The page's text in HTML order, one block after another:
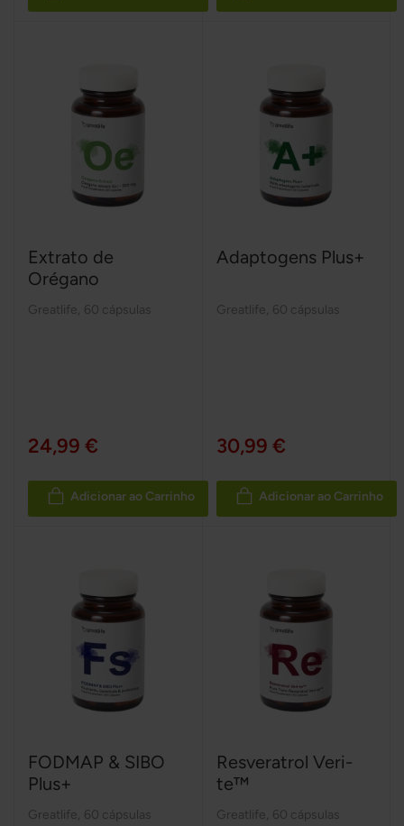
Extrato de
Orégano
Greatlife 60 cápsulas
24,99 €
Adicionar ao Carrinho
Adaptogens Plus+
Greatlife 60 cápsulas
30,99 €
Adicionar ao Carrinho
FODMAP & SIBO
Plus+
Greatlife 60 cápsulas
Resveratrol Veri-
te™
Greatlife 60 cápsulas